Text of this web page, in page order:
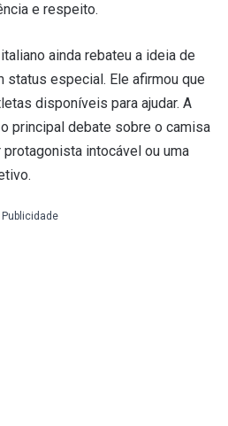
e respeito.
ainda rebateu a ideia de
status especial. Ele afirmou que
disponíveis para ajudar. A
principal debate sobre o camisa
intocável ou uma
Publicidade